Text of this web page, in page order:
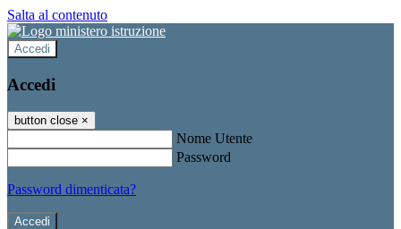
Salta al contenuto
Accedi
Accedi
button close ×
Nome Utente
Password
Password dimenticata?